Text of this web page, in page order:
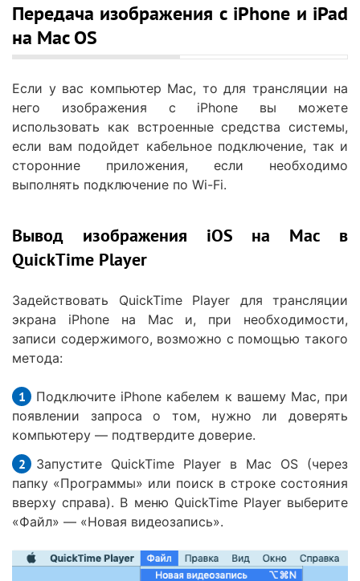
Передача изображения с iPhone и iPad
на Mac OS
Если у вас компьютер Mac, то для трансляции на
него изображения с iPhone вы можете
использовать как встроенные средства системы,
если вам подойдет кабельное подключение, так и
сторонние приложения, если необходимо
выполнять подключение по Wi-Fi.
Вывод изображения iOS на Mac в
QuickTime Player
Задействовать QuickTime Player для трансляции
экрана iPhone на Mac и, при необходимости,
записи содержимого, возможно с помощью такого
метода:
Подключите iPhone кабелем к вашему Mac, при
появлении запроса о том, нужно ли доверять
компьютеру — подтвердите доверие.
Запустите QuickTime Player в Mac OS (через
папку «Программы» или поиск в строке состояния
вверху справа). В меню QuickTime Player выберите
«Файл» — «Новая видеозапись».